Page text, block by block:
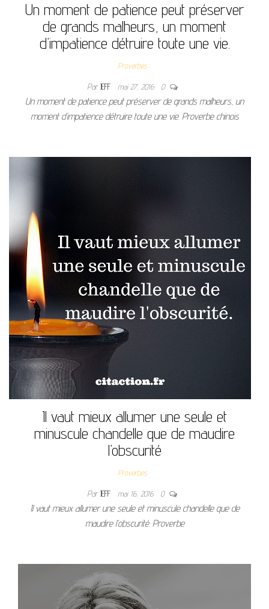
Un moment de patience peut préserver
de grands malheurs, un moment
d’impatience détruire toute une vie.
Proverbes
ParJEFF mai 27, 2016 0
Un moment de patience peut préserver de grands malheurs, un
moment d’impatience détruire toute une vie. Proverbe chinois
Il vaut mieux allumer une seule et
minuscule chandelle que de maudire
l’obscurité
Proverbes
ParJEFF mai 16, 2016 0
Il vaut mieux allumer une seule et minuscule chandelle que de
maudire l’obscurité. Proverbe